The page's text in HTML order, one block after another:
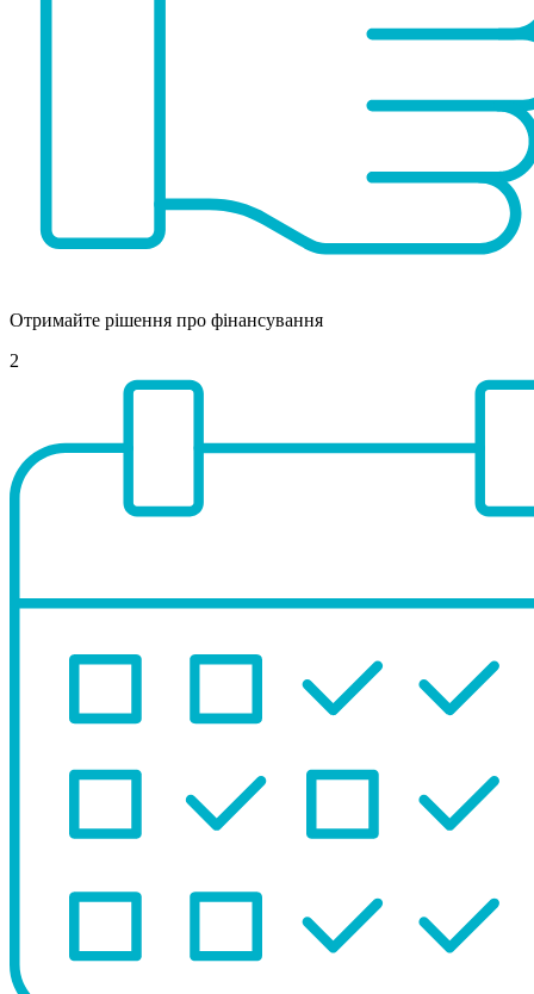
Отримайте рішення про фінансування
2